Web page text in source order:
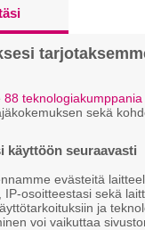
88 teknologiakumppania
sekä
käyttöön seuraavasti
evästeitä
osoitteestasi sekä
ja
voi vaikuttaa